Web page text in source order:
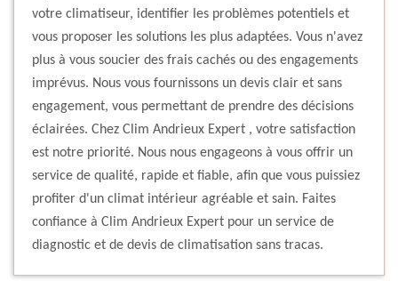
votre climatiseur, identifier les problèmes potentiels et
vous proposer les solutions les plus adaptées. Vous n'avez
plus à vous soucier des frais cachés ou des engagements
imprévus. Nous vous fournissons un devis clair et sans
engagement, vous permettant de prendre des décisions
éclairées. Chez Clim Andrieux Expert , votre satisfaction
est notre priorité. Nous nous engageons à vous offrir un
service de qualité, rapide et fiable, afin que vous puissiez
profiter d'un climat intérieur agréable et sain. Faites
confiance à Clim Andrieux Expert pour un service de
diagnostic et de devis de climatisation sans tracas.